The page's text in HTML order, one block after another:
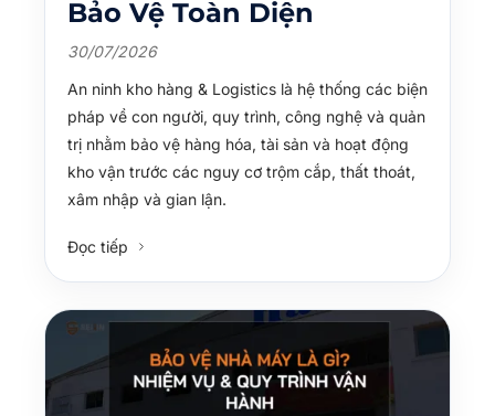
Bảo Vệ Toàn Diện
30/07/2026
An ninh kho hàng & Logistics là hệ thống các biện
pháp về con người, quy trình, công nghệ và quản
trị nhằm bảo vệ hàng hóa, tài sản và hoạt động
kho vận trước các nguy cơ trộm cắp, thất thoát,
xâm nhập và gian lận.
Đọc tiếp